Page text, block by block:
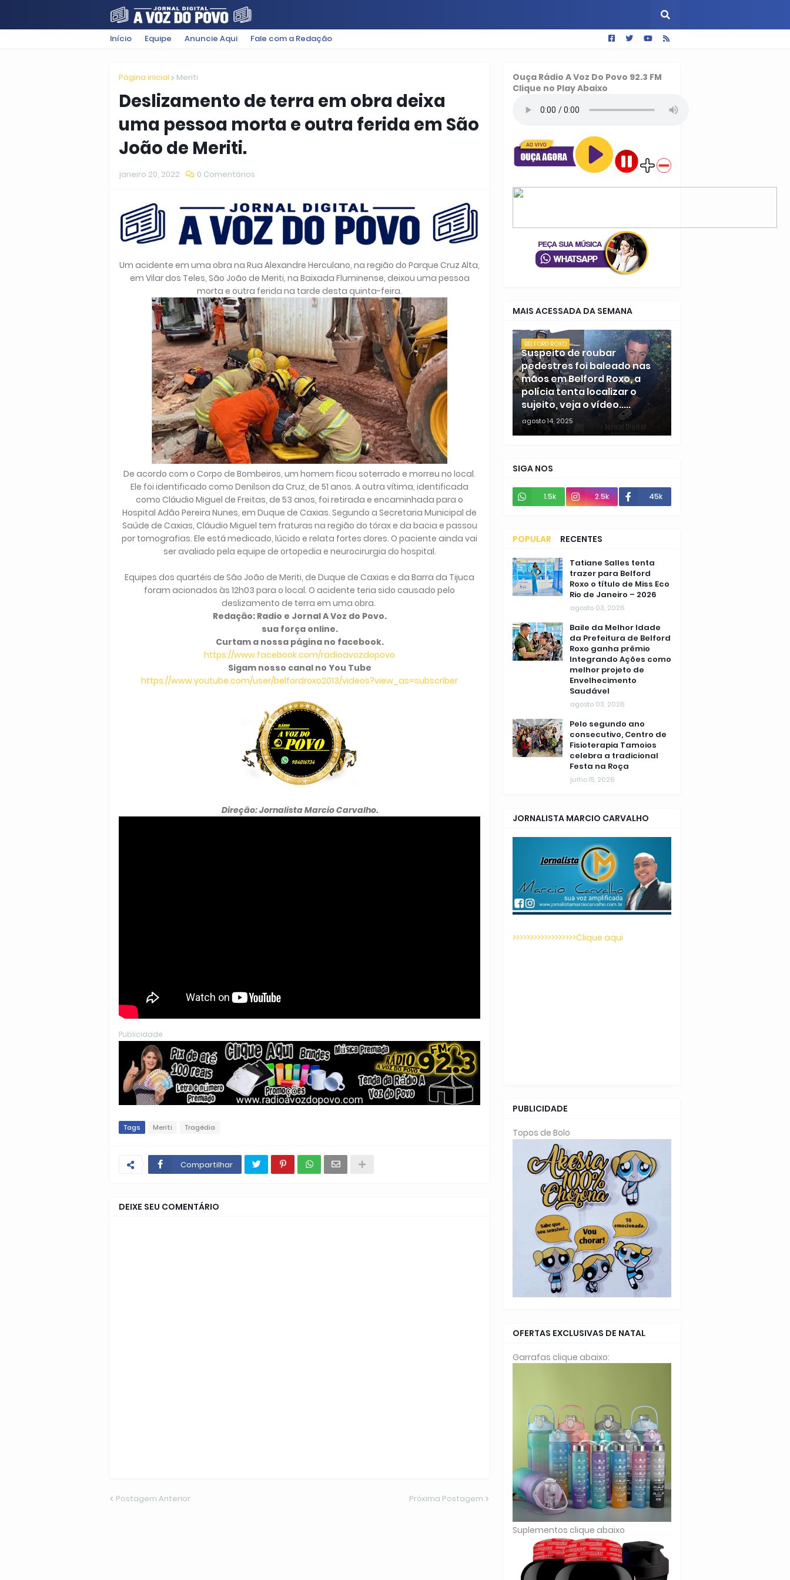
FILMES POLÍTICA SUGESTÕES BAIXADA
Início Equipe Anuncie Aqui Fale com a Redação
Página inicial Meriti
Deslizamento de terra em obra deixa
uma pessoa morta e outra ferida em São
João de Meriti.
janeiro 20, 2022 0 Comentários
Um acidente em uma obra na Rua Alexandre Herculano, na região do Parque Cruz Alta,
em Vilar dos Teles, São João de Meriti, na Baixada Fluminense, deixou uma pessoa
morta e outra ferida na tarde desta quinta-feira.
De acordo com o Corpo de Bombeiros, um homem ficou soterrado e morreu no local.
Ele foi identificado como Denilson da Cruz, de 51 anos. A outra vítima, identificada
como Cláudio Miguel de Freitas, de 53 anos, foi retirada e encaminhada para o
Hospital Adão Pereira Nunes, em Duque de Caxias. Segundo a Secretaria Municipal de
Saúde de Caxias, Cláudio Miguel tem fraturas na região do tórax e da bacia e passou
por tomografias. Ele está medicado, lúcido e relata fortes dores. O paciente ainda vai
ser avaliado pela equipe de ortopedia e neurocirurgia do hospital.
Equipes dos quartéis de São João de Meriti, de Duque de Caxias e da Barra da Tijuca
foram acionados às 12h03 para o local. O acidente teria sido causado pelo
deslizamento de terra em uma obra.
Redação: Radio e Jornal A Voz do Povo.
sua força online.
Curtam a nossa página no facebook.
https://www.facebook.com/radioavozdopovo
Sigam nosso canal no You Tube
https://www.youtube.com/user/belfordroxo2013/videos?view_as=subscriber
Direção: Jornalista Marcio Carvalho.
Publicidade
Tags Meriti Tragédia
Compartilhar
DEIXE SEU COMENTÁRIO
Postagem Anterior Próxima Postagem
Ouça Rádio A Voz Do Povo 92.3 FM
Clique no Play Abaixo
MAIS ACESSADA DA SEMANA
BELFORD ROXO
Suspeito de roubar
pedestres foi baleado nas
mãos em Belford Roxo, a
polícia tenta localizar o
sujeito, veja o vídeo.....
agosto 14, 2025
SIGA NOS
1.5k 2.5k 45k
POPULAR
RECENTES
COMENTÁRIOSTatiane Salles tenta
trazer para Belford
Roxo o título de Miss Eco
Rio de Janeiro – 2026
agosto 03, 2026
Baile da Melhor Idade
da Prefeitura de Belford
Roxo ganha prêmio
Integrando Ações como
melhor projeto de
Envelhecimento
Saudável
agosto 03, 2026
Pelo segundo ano
consecutivo, Centro de
Fisioterapia Tamoios
celebra a tradicional
Festa na Roça
julho 15, 2026
JORNALISTA MARCIO CARVALHO
>>>>>>>>>>>>>>>>>>Clique aqui
PUBLICIDADE
Topos de Bolo
OFERTAS EXCLUSIVAS DE NATAL
Garrafas clique abaixo:
Suplementos clique abaixo